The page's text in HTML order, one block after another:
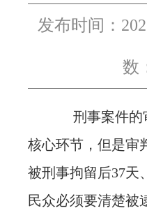
茂通动态
法治体检
联系我们
发布时间：
数
刑事案件的
核心环节，但是审
被刑事拘留后37天
民众必须要清楚被